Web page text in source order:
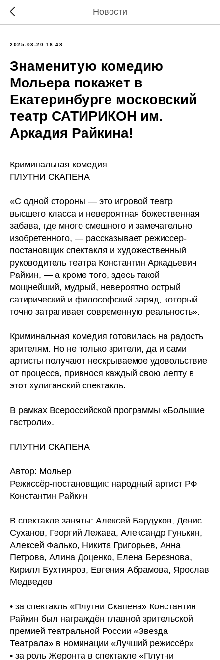
Новости
2025-03-20 18:48
Знаменитую комедию
Мольера покажет в
Екатеринбурге московский
театр САТИРИКОН им.
Аркадия Райкина!
Криминальная комедия
ПЛУТНИ СКАПЕНА
«С одной стороны — это игровой театр
высшего класса и невероятная божественная
забава, где много смешного и замечательно
изобретенного, — рассказывает режиссер-
постановщик спектакля и художественный
руководитель театра Константин Аркадьевич
Райкин, — а кроме того, здесь такой
мощнейший, мудрый, невероятно острый
сатирический и философский заряд, который
точно затрагивает современную реальность».
Криминальная комедия готовилась на радость
зрителям. Но не только зрители, да и сами
артисты получают нескрываемое удовольствие
от процесса, привнося каждый свою лепту в
этот хулиганский спектакль.
В рамках Всероссийской программы «Большие
гастроли».
ПЛУТНИ СКАПЕНА
Автор: Мольер
Режиссёр-постановщик: народный артист РФ
Константин Райкин
В спектакле заняты: Алексей Бардуков, Денис
Суханов, Георгий Лежава, Александр Гунькин,
Алексей Фалько, Никита Григорьев, Анна
Петрова, Алина Доценко, Елена Березнова,
Кирилл Бухтияров, Евгения Абрамова, Ярослав
Медведев
• за спектакль «Плутни Скапена» Константин
Райкин был награждён главной зрительской
премией театральной России «Звезда
Театрала» в номинации «Лучший режиссёр»
• за роль Жеронта в спектакле «Плутни